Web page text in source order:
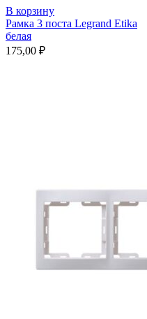
В корзину
Рамка 3 поста Legrand Etika
белая
175,00 ₽